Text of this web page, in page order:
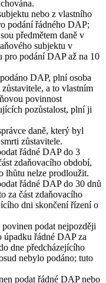
nebo z vlastního
podání řádného DAP;
předmětem daně v
subjektu v
pro podání DAP až na 10
DAP, plní osoba
a to vlastním
povinnost
pozůstalost, plní ji
daně, který byl
zůstavitele.
řádné DAP do 3
zdaňovacího období,
lhůtu nelze prodloužit.
řádné DAP do 30 dnů
za část zdaňovacího
dni skončení řízení o
podat nejpozději
úpadku řádné DAP za
dne předcházejícího
nebylo podáno; tuto
podat řádné DAP nebo